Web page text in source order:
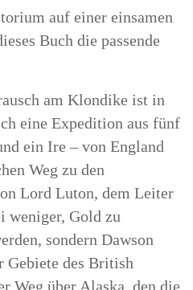
auf einer einsamen
Buch die passende
am Klondike ist in
eine Expedition aus fünf
ein Ire – von England
Weg zu den
Lord Luton, dem Leiter
weniger, Gold zu
sondern Dawson
Gebiete des British
Weg über Alaska, den die